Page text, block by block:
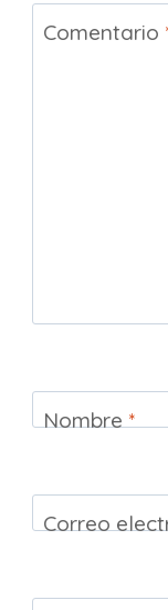
Comentario
Nombre *
Correo